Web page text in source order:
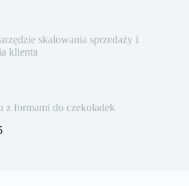
skalowania sprzedaży i
klienta
z formami do czekoladek